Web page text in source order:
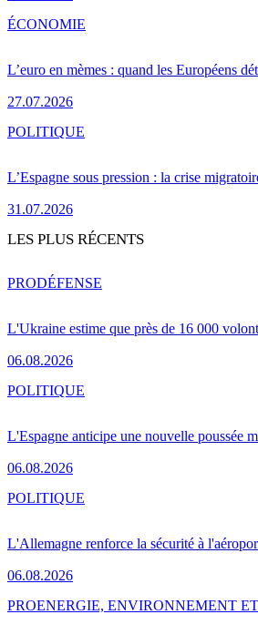
L’euro en mèmes : quand les Européens
27.07.2026
ÉCONOMIE
L’Espagne sous pression : la crise
31.07.2026
POLITIQUE
LES PLUS RÉCENTS
L'Ukraine estime que près de 16 000
06.08.2026
PRODÉFENSE
L'Espagne anticipe une nouvelle poussée
06.08.2026
POLITIQUE
L'Allemagne renforce la sécurité à
06.08.2026
POLITIQUE
PROENERGIE, ENVIRONNEMENT